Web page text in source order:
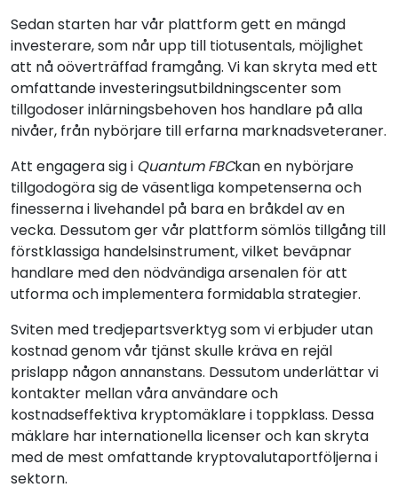
Sedan starten har vår plattform gett en mängd
investerare, som når upp till tiotusentals, möjlighet
att nå oöverträffad framgång. Vi kan skryta med ett
omfattande investeringsutbildningscenter som
tillgodoser inlärningsbehoven hos handlare på alla
nivåer, från nybörjare till erfarna marknadsveteraner.
Att engagera sig i Quantum FBCkan en nybörjare
tillgodogöra sig de väsentliga kompetenserna och
finesserna i livehandel på bara en bråkdel av en
vecka. Dessutom ger vår plattform sömlös tillgång till
förstklassiga handelsinstrument, vilket beväpnar
handlare med den nödvändiga arsenalen för att
utforma och implementera formidabla strategier.
Sviten med tredjepartsverktyg som vi erbjuder utan
kostnad genom vår tjänst skulle kräva en rejäl
prislapp någon annanstans. Dessutom underlättar vi
kontakter mellan våra användare och
kostnadseffektiva kryptomäklare i toppklass. Dessa
mäklare har internationella licenser och kan skryta
med de mest omfattande kryptovalutaportföljerna i
sektorn.